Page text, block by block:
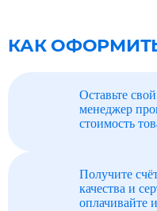
КАК
Оставьте
менеджер
стоимость
Получите
качества и
оплачивайте